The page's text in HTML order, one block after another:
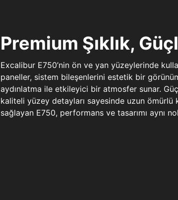
Premium Şıklık,
Excalibur E750’nin ön ve yan yüzeylerinde
paneller, sistem bileşenlerini estetik bir
aydınlatma ile etkileyici bir atmosfer sunar.
kaliteli yüzey detayları sayesinde uzun ömürlü
sağlayan E750, performans ve tasarımı aynı